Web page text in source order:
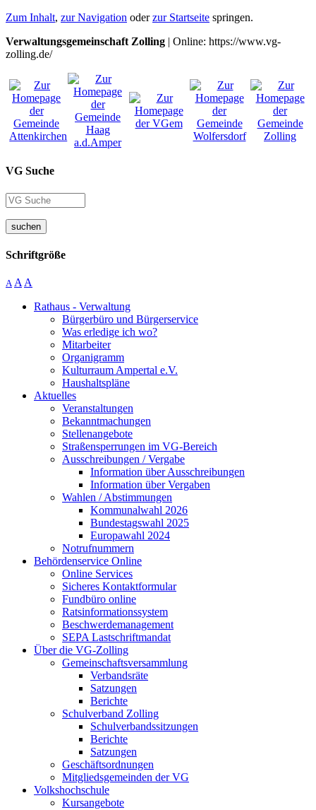
Zum Inhalt, zur Navigation oderzur Startseite springen.
Verwaltungsgemeinschaft Zolling | Online: https://www.vg-
zolling.de/
VG Suche
suchen
Schriftgröße
A A A
Rathaus - Verwaltung
Bürgerbüro und Bürgerservice
Was erledige ich wo?
Mitarbeiter
Organigramm
Kulturraum Ampertal e.V.
Haushaltspläne
Aktuelles
Veranstaltungen
Bekanntmachungen
Stellenangebote
Straßensperrungen im VG-Bereich
Ausschreibungen / Vergabe
Information über Ausschreibungen
Information über Vergaben
Wahlen / Abstimmungen
Kommunalwahl 2026
Bundestagswahl 2025
Europawahl 2024
Notrufnummern
Behördenservice Online
Online Services
Sicheres Kontaktformular
Fundbüro online
Ratsinformationssystem
Beschwerdemanagement
SEPA Lastschriftmandat
Über die VG-Zolling
Gemeinschaftsversammlung
Verbandsräte
Satzungen
Berichte
Schulverband Zolling
Schulverbandssitzungen
Berichte
Satzungen
Geschäftsordnungen
Mitgliedsgemeinden der VG
Volkshochschule
Kursangebote